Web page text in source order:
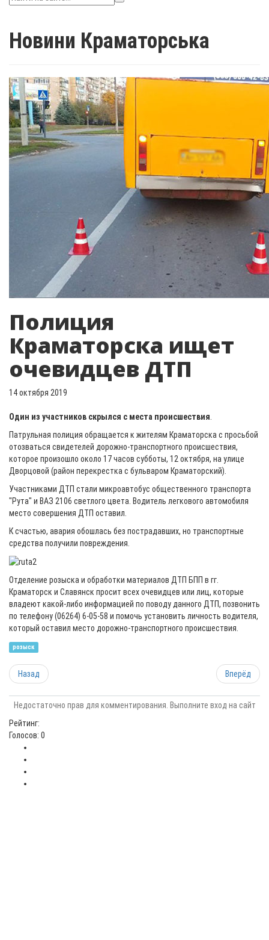
Новини Краматорська
Полиция
Краматорска ищет
очевидцев ДТП
14 октября 2019
Один из участников скрылся с места происшествия
Патрульная полиция обращается к жителям Краматорска с просьбой
отозваться свидетелей дорожно-транспортного происшествия,
которое произошло около 17 часов субботы, 12 октября, на улице
Дворцовой (район перекрестка с бульваром Краматорский).
Участниками ДТП стали микроавтобус общественного транспорта
"Рута" и ВАЗ 2106 светлого цвета. Водитель легкового автомобиля
место совершения ДТП оставил.
К счастью, авария обошлась без пострадавших, но транспортные
средства получили повреждения.
Отделение розыска и обработки материалов ДТП БПП в гг.
Краматорск и Славянск просит всех очевидцев или лиц, которые
владеют какой-либо информацией по поводу данного ДТП, позвонить
по телефону (06264) 6-05-58 и помочь установить личность водителя,
который оставил место дорожно-транспортного происшествия.
розыск
Назад Вперёд
Недостаточно прав для комментирования. Выполните вход на сайт
Рейтинг:
Голосов: 0